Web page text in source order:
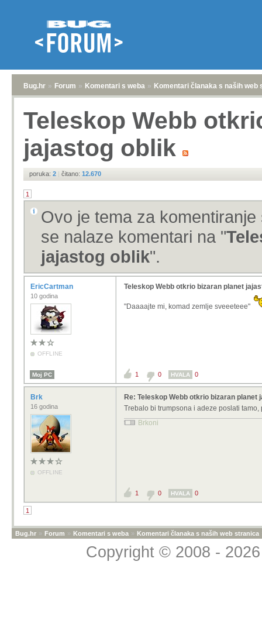
Bug.hr » Forum » Komentari s weba » Komentari članaka s naših web
Teleskop Webb
jajastog oblik
poruka: 2 | čitano: 12.670
1
Ovo je tema za
se nalaze komentari na "
jajastog oblik".
EricCartman
10 godina
OFFLINE
Teleskop Webb otkrio bizaran planet
"Daaaajte mi, komad zemlje sveeeteee"
Moj PC 1 0 HVALA 0
Brk
16 godina
OFFLINE
Re: Teleskop Webb otkrio bizaran planet
Trebalo bi trumpsona i adeze poslati
Brkoni
1 0 HVALA 0
1
Bug.hr » Forum » Komentari s weba » Komentari članaka s naših web stranica
Copyright © 2008 -